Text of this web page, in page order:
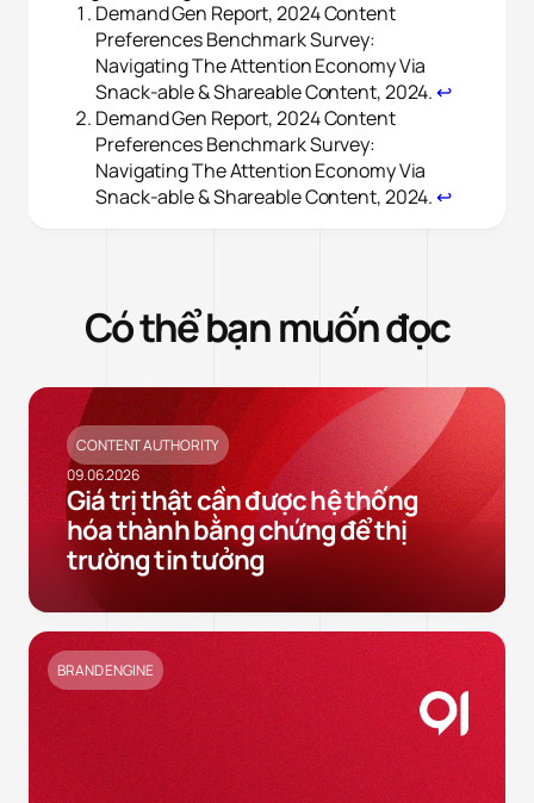
Demand Gen Report, 2024 Content
Preferences Benchmark Survey:
Navigating The Attention Economy Via
Snack-able & Shareable Content, 2024.↩︎
Demand Gen Report, 2024 Content
Preferences Benchmark Survey:
Navigating The Attention Economy Via
Snack-able & Shareable Content, 2024.↩︎
Có thể bạn muốn đọc
CONTENT AUTHORITY
09.06.2026
Giá trị thật cần được hệ thống
hóa thành bằng chứng để thị
trường tin tưởng
BRAND ENGINE